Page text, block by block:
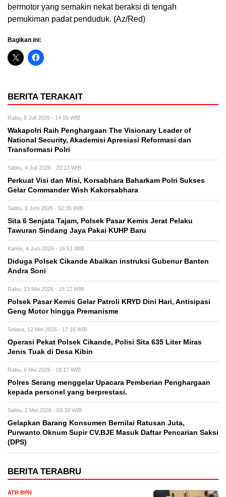
bermotor yang semakin nekat beraksi di tengah
pemukiman padat penduduk. (Az/Red)
Bagikan ini:
BERITA TERAKAIT
Rabu, 8 Juli 2026 - 14:05 WIB
Wakapolri Raih Penghargaan The Visionary Leader of
National Security, Akademisi Apresiasi Reformasi dan
Transformasi Polri
Sabtu, 4 Juli 2026 - 20:13 WIB
Perkuat Visi dan Misi, Korsabhara Baharkam Polri Sukses
Gelar Commander Wish Kakorsabhara
Sabtu, 6 Juni 2026 - 02:35 WIB
Sita 6 Senjata Tajam, Polsek Pasar Kemis Jerat Pelaku
Tawuran Sindang Jaya Pakai KUHP Baru
Kamis, 4 Juni 2026 - 16:51 WIB
Diduga Polsek Cikande Abaikan instruksi Gubenur Banten
Andra Soni
Rabu, 13 Mei 2026 - 15:12 WIB
Polsek Pasar Kemis Gelar Patroli KRYD Dini Hari, Antisipasi
Geng Motor hingga Premanisme
Selasa, 12 Mei 2026 - 17:16 WIB
Operasi Pekat Polsek Cikande, Polisi Sita 635 Liter Miras
Jenis Tuak di Desa Kibin
Rabu, 6 Mei 2026 - 19:17 WIB
Polres Serang menggelar Upacara Pemberian Penghargaan
kepada personel yang berprestasi.
Sabtu, 2 Mei 2026 - 03:39 WIB
Gelapkan Barang Konsumen Bernilai Ratusan Juta,
Purwanto Oknum Supir CV.BJE Masuk Daftar Pencarian Saksi
(DPS)
BERITA TERABRU
ATR BPN